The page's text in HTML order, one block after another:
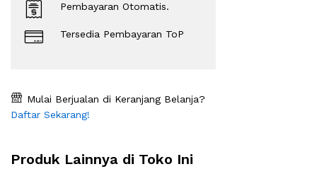
Pembayaran Otomatis.
Tersedia Pembayaran ToP
Mulai Berjualan di Keranjang Belanja?
Daftar Sekarang!
Produk Lainnya di Toko Ini